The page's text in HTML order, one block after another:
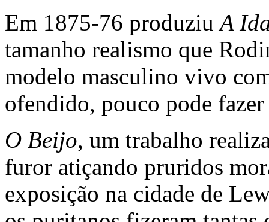
Em 1875-76 produziuA
tamanho realismo que
modelo masculino vivo
ofendido, pouco pode
O Beijo, um trabalho
furor atiçando pruridos
exposição na cidade de